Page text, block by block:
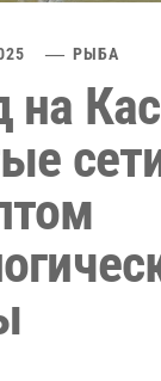
РЫБА
на